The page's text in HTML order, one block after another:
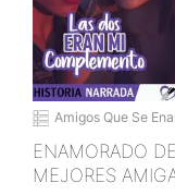
Amigos Que Se
ENAMORADO
MEJORES